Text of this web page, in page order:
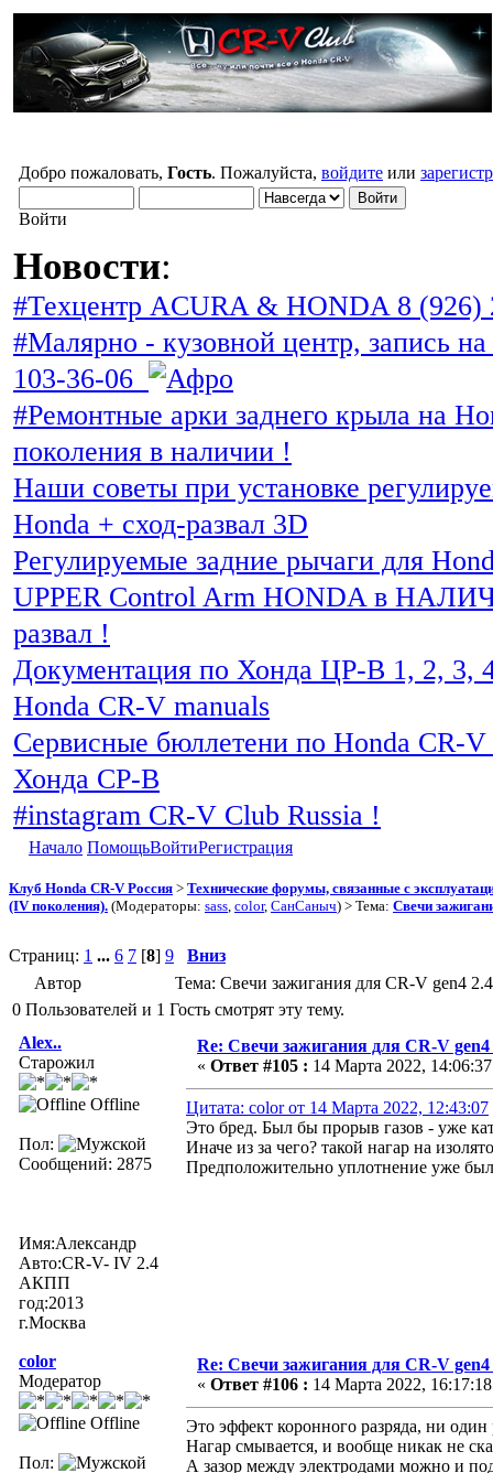
Добро пожаловать, Гость. Пожалуйста, войдите или
Войти
Новости:
#Техцентр ACURA & HONDA 8 (926)
#Малярно - кузовной центр, запись
103-36-06
#Ремонтные арки заднего крыла на
поколения в наличии !
Наши советы при установке
Honda + сход-развал 3D
Регулируемые задние рычаги для
UPPER Control Arm HONDA в
развал !
Документация по Хонда ЦР-В 1, 2, 3,
Honda CR-V manuals
Сервисные бюллетени по Honda CR-
Хонда СР-В
#instagram CR-V Club Russia !
Начало ПомощьВойтиРегистрация
Клуб Honda CR-V Россия > Технические форумы, связанные с
(IV поколения). (Модераторы: sass color, СанСаныч) > Тема: Свечи
Страниц: 1 ... 6 7 [8] 9
Вниз
Автор
Тема: Свечи зажигания для CR-V gen4
0 Пользователей и 1 Гость смотрят эту тему.
Alex..
Старожил
Offline
Пол:
Сообщений: 2875
Имя:Александр
Авто:CR-V- IV 2.4
АКПП
год:2013
г.Москва
Re: Свечи зажигания для CR-V
« Ответ #105 : 14 Марта 2022,
Цитата: color от 14 Марта 2022, 12:43:07
Это бред. Был бы прорыв газов - уже
Иначе из за чего? такой нагар на
Предположительно уплотнение уже
color
Модератор
Offline
Пол:
Re: Свечи зажигания для CR-V
« Ответ #106 : 14 Марта 2022,
Это эффект коронного разряда, ни
Нагар смывается, и вообще никак не
А зазор между электродами можно и